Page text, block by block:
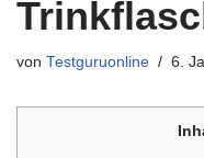
von Testguruonline 6.